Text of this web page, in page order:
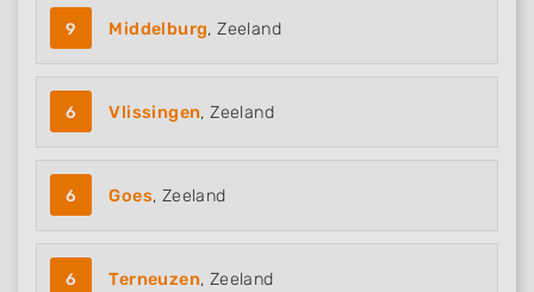
9 Middelburg, Zeeland
6 Vlissingen, Zeeland
6 Goes, Zeeland
6 Terneuzen, Zeeland